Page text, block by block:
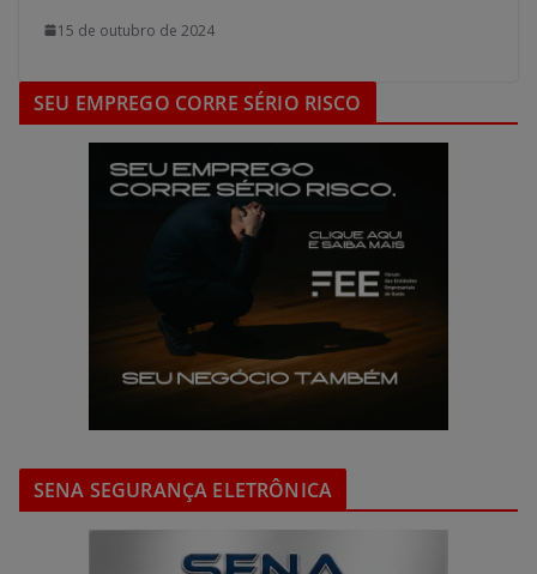
15 de outubro de 2024
SEU EMPREGO CORRE SÉRIO RISCO
SENA SEGURANÇA ELETRÔNICA